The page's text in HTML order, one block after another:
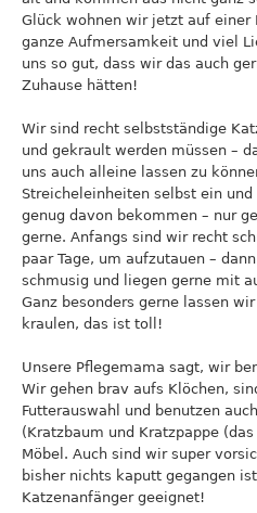
Glück wohnen wir jetzt auf einer
ganze Aufmersamkeit und viel
uns so gut, dass wir das auch
Zuhause hätten!
Wir sind recht selbstständige
und gekrault werden müssen –
uns auch alleine lassen zu
Streicheleinheiten selbst ein
genug davon bekommen – nur
gerne. Anfangs sind wir recht
paar Tage, um aufzutauen –
schmusig und liegen gerne mit
Ganz besonders gerne lassen
kraulen, das ist toll!
Unsere Pflegemama sagt, wir
Wir gehen brav aufs Klöchen,
Futterauswahl und benutzen
(Kratzbaum und Kratzpappe
Möbel. Auch sind wir super
bisher nichts kaputt gegangen
Katzenanfänger geeignet!